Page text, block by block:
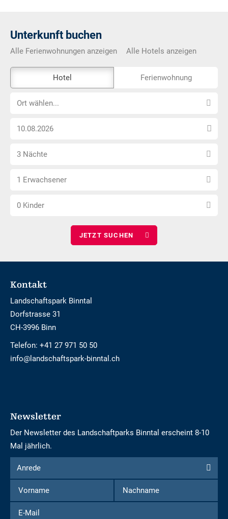
Unterkunft buchen
Alle Ferienwohnungen anzeigen Alle Hotels anzeigen
Externe-
Buchungstool
nicht
Hotel Ferienwohnung
OrtOrt wählen...
Anreise
wählen
Anzahl
wählen
3 Nächte
Anzahl
wählen
1 Erwachsener
Anzahl
0 Kinder
Footer
Kontakt
Landschaftspark Binntal
Dorfstrasse 31
CH-3996 Binn
Telefon: +41 27 971 50 50
info@landschaftspark-binntal.ch
Newsletter
Der Newsletter des Landschaftparks Binntal erscheint 8-10
Mal jährlich.
Formular
um
sich
für
den
Anrede
Anrede
Vorname
Nachname